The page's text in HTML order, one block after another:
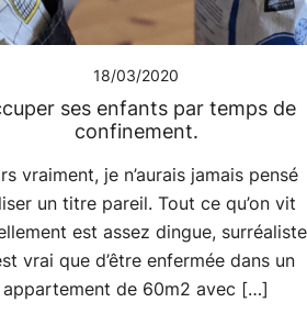
18/03/2020
ses enfants par temps de
confinement.
vraiment, je n’aurais jamais pensé
un titre pareil. Tout ce qu’on vit
est assez dingue,
vrai que d’être enfermée dans un
appartement de 60m2 avec […]